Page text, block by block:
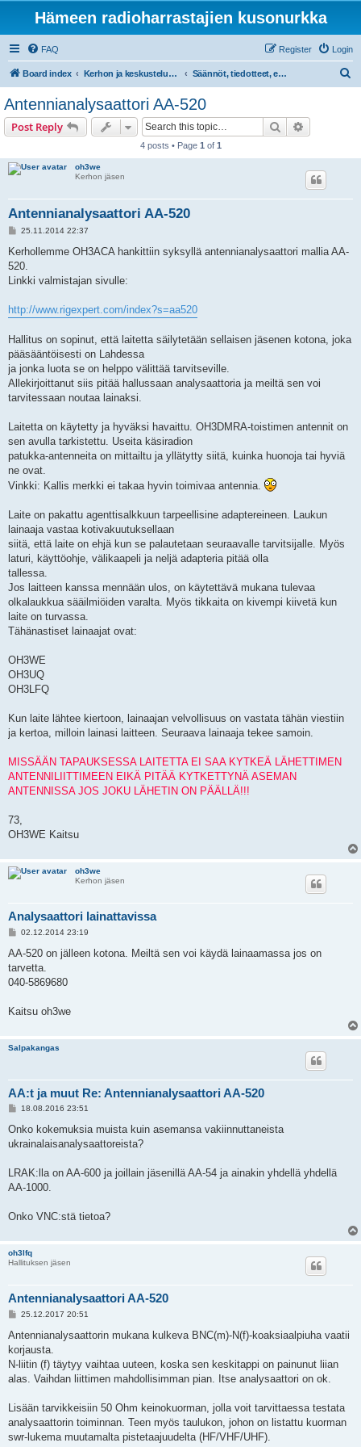
Hämeen radioharrastajien kusonurkka
FAQ Login
Register
Board index Kerhon ja keskustelupalstan tiedotteet Säännöt, tiedotteet, ehdotukset
Antennianalysaattori AA-520
Post Reply Search
4 posts • Page 1 of 1
oh3we
Kerhon jäsen
Antennianalysaattori AA-520
P
s
25.11.2014 22:37
Kerhollemme OH3ACA hankittiin syksyllä antennianalysaattori mallia AA-
520.
Linkki valmistajan sivulle:
http://www.rigexpert.com/index?s=aa520
Hallitus on sopinut, että laitetta säilytetään sellaisen jäsenen kotona, joka
pääsääntöisesti on Lahdessa
ja jonka luota se on helppo välittää tarvitseville.
Allekirjoittanut siis pitää hallussaan analysaattoria ja meiltä sen voi
tarvitessaan noutaa lainaksi.
Laitetta on käytetty ja hyväksi havaittu. OH3DMRA-toistimen antennit on
sen avulla tarkistettu. Useita käsiradion
patukka-antenneita on mittailtu ja yllätytty siitä, kuinka huonoja tai hyviä
ne ovat.
Vinkki: Kallis merkki ei takaa hyvin toimivaa antennia.
Laite on pakattu agenttisalkkuun tarpeellisine adaptereineen. Laukun
lainaaja vastaa kotivakuutuksellaan
siitä, että laite on ehjä kun se palautetaan seuraavalle tarvitsijalle. Myös
laturi, käyttöohje, välikaapeli ja neljä adapteria pitää olla
tallessa.
Jos laitteen kanssa mennään ulos, on käytettävä mukana tulevaa
olkalaukkua sääilmiöiden varalta. Myös tikkaita on kivempi kiivetä kun
laite on turvassa.
Tähänastiset lainaajat ovat:
OH3WE
OH3UQ
OH3LFQ
Kun laite lähtee kiertoon, lainaajan velvollisuus on vastata tähän viestiin
ja kertoa, milloin lainasi laitteen. Seuraava lainaaja tekee samoin.
MISSÄÄN TAPAUKSESSA LAITETTA EI SAA KYTKEÄ LÄHETTIMEN
ANTENNILIITTIMEEN EIKÄ PITÄÄ KYTKETTYNÄ ASEMAN
ANTENNISSA JOS JOKU LÄHETIN ON PÄÄLLÄ!!!
73,
OH3WE Kaitsu
oh3we
Kerhon jäsen
Analysaattori lainattavissa
P
s
02.12.2014 23:19
AA-520 on jälleen kotona. Meiltä sen voi käydä lainaamassa jos on
tarvetta.
040-5869680
Kaitsu oh3we
Salpakangas
AA:t ja muut Re: Antennianalysaattori AA-520
P
s
18.08.2016 23:51
Onko kokemuksia muista kuin asemansa vakiinnuttaneista
ukrainalaisanalysaattoreista?
LRAK:lla on AA-600 ja joillain jäsenillä AA-54 ja ainakin yhdellä yhdellä
AA-1000.
Onko VNC:stä tietoa?
oh3lfq
Hallituksen jäsen
Antennianalysaattori AA-520
P
s
25.12.2017 20:51
Antennianalysaattorin mukana kulkeva BNC(m)-N(f)-koaksiaalpiuha vaatii
korjausta.
N-liitin (f) täytyy vaihtaa uuteen, koska sen keskitappi on painunut liian
alas. Vaihdan liittimen mahdollisimman pian. Itse analysaattori on ok.
Lisään tarvikkeisiin 50 Ohm keinokuorman, jolla voit tarvittaessa testata
analysaattorin toiminnan. Teen myös taulukon, johon on listattu kuorman
swr-lukema muutamalta pistetaajuudelta (HF/VHF/UHF).